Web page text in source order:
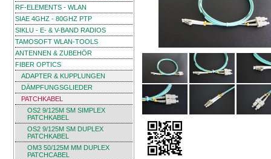
RF-ELEMENTS - WLAN
SIAE 4GHZ - 80GHZ PTP
SIKLU - E- & V-BAND RADIOS
TAMOSOFT WLAN-TOOLS
ANTENNEN & ZUBEHÖR
FIBER OPTICS
ADAPTER & KUPPLUNGEN
DÄMPFUNGSGLIEDER
PATCHKABEL
OS2 9/125Μ SM SIMPLEX
PATCHKABEL
OS2 9/125Μ SM DUPLEX
PATCHKABEL
OM3 50/125Μ MM DUPLEX
PATCHCABEL